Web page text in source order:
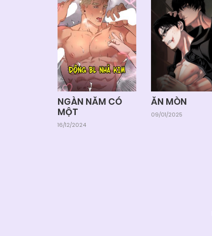
NGÀN NĂM CÓ
MỘT
16/12/2024
ĂN MÒN
09/01/2025